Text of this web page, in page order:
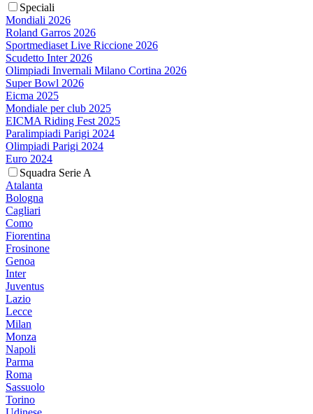
Speciali
Mondiali 2026
Roland Garros 2026
Sportmediaset Live Riccione 2026
Scudetto Inter 2026
Olimpiadi Invernali Milano Cortina 2026
Super Bowl 2026
Eicma 2025
Mondiale per club 2025
EICMA Riding Fest 2025
Paralimpiadi Parigi 2024
Olimpiadi Parigi 2024
Euro 2024
Squadra Serie A
Atalanta
Bologna
Cagliari
Como
Fiorentina
Frosinone
Genoa
Inter
Juventus
Lazio
Lecce
Milan
Monza
Napoli
Parma
Roma
Sassuolo
Torino